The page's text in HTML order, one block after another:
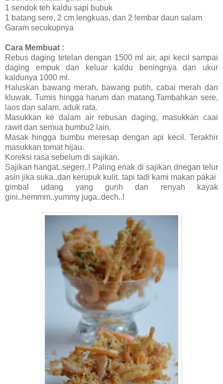
1 sendok teh kaldu sapi bubuk
1 batang sere, 2 cm lengkuas, dan 2 lembar daun salam
Garam secukupnya
Cara Membuat :
Rebus daging tetelan dengan 1500 ml air, api kecil sampai
daging empuk dan keluar kaldu beningnya dan ukur
kaldunya 1000 ml.
Haluskan bawang merah, bawang putih, cabai merah dan
kluwak. Tumis hingga harum dan matang.Tambahkan sere,
laos dan salam. aduk rata.
Masukkan ke dalam air rebusan daging, masukkan caai
rawit dan semua bumbu2 lain.
Masak hingga bumbu meresap dengan api kecil. Terakhir
masukkan tomat hijau.
Koreksi rasa sebelum di sajikan.
Sajikan hangat..segerr..! Paling enak di sajikan dnegan telur
asin jika suka..dan kerupuk kulit. tapi tadi kami makan pakai
gimbal udang yang gurih dan renyah kayak
gini..hemmm..yummy juga..dech..!